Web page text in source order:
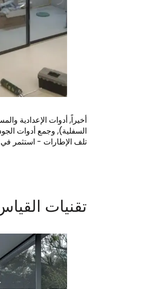
أخيراً, أدوات الإعدادية
السفلية), وجمع أدوات
تلف الإطارات - استثمر في
تقنيات